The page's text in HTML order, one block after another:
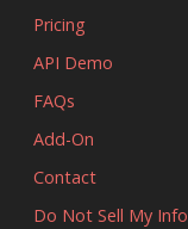
Pricing
API Demo
FAQs
Add-On
Contact
Do Not Sell My Info